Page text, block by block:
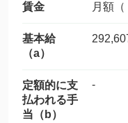
賃金 月額
基本給
（a）
定額的に支
払われる手
当（b）
-